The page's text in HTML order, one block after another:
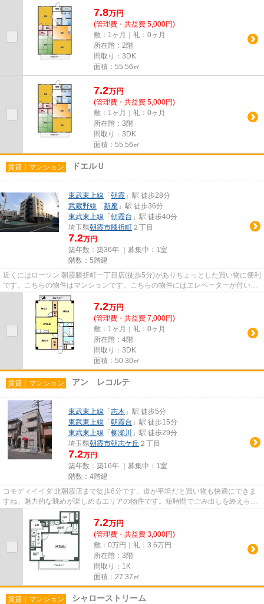
7.8万円
(管理費・共益費 5,000円)
敷：1ヶ月｜礼：0ヶ月
所在階：2階
間取り：3DK
面積：55.56㎡
7.2万円
(管理費・共益費 5,000円)
敷：1ヶ月｜礼：0ヶ月
所在階：3階
間取り：3DK
面積：55.56㎡
賃貸｜マンション ドエルＵ
東武東上線 「 朝霞 」駅 徒歩28分
武蔵野線 「 新座 」駅 徒歩36分
東武東上線 「 朝霞台 」駅 徒歩40分
埼玉県朝霞市膝折町 ２丁目
7.2万円
築年数：築36年 ｜募集中： 1室
階数：5階建
近くにはローソン 朝霞膝折町一丁目店(徒歩5分)がありちょっとした買い物に便利
です。こちらの物件はマンションです。こちらの物件にはエレベーターが付いて
います。できるだけ早めに...
7.2万円
(管理費・共益費 7,000円)
敷：1ヶ月｜礼：0ヶ月
所在階：4階
間取り：3DK
面積：50.30㎡
賃貸｜マンション アン レコルテ
東武東上線 「 志木 」駅 徒歩5分
東武東上線 「 朝霞台 」駅 徒歩15分
東武東上線 「 柳瀬川
」駅 徒歩29分
埼玉県朝霞市朝志ケ丘 ２丁目
7.2万円
築年数：築16年 ｜募集中： 1室
階数：4階建
コモディイイダ 北朝霞店まで徒歩6分です。道が平坦だと買い物も快適にできま
すね。魅力的な眺めが楽しめるエリアの物件です。短時間でごみ出しを終えられ
るように、敷地内にゴミ置き...
7.2万円
(管理費・共益費 3,000円)
敷：0万円｜礼：3.6万円
所在階：3階
間取り：1K
面積：27.37㎡
賃貸｜マンション シャローストリーム